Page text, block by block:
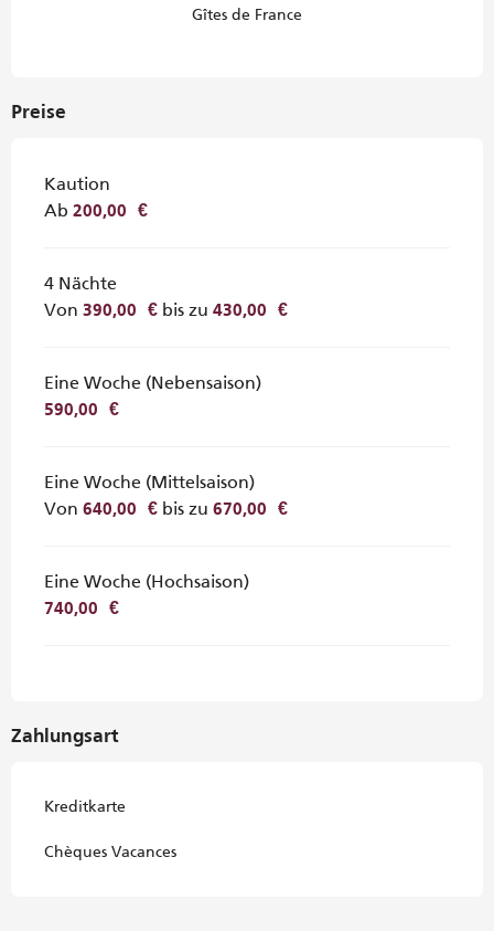
Gîtes de France
Preise
Kaution
Ab 200,00 €
4 Nächte
Von 390,00 € bis zu 430,00 €
Eine Woche (Nebensaison)
590,00 €
Eine Woche (Mittelsaison)
Von 640,00 € bis zu 670,00 €
Eine Woche (Hochsaison)
740,00 €
Zahlungsart
Kreditkarte
Chèques Vacances